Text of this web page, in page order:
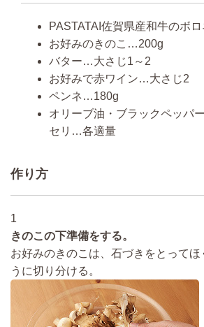
PASTATAI佐賀県産和牛のボ
お好みのきのこ…200g
バター…大さじ1～2
お好みで赤ワイン…大さじ2
ペンネ…180g
オリーブ油・ブラックペッパ
セリ…各適量
作り方
1
きのこの下準備をする。
お好みのきのこは、石づきをとってほ
うに切り分ける。